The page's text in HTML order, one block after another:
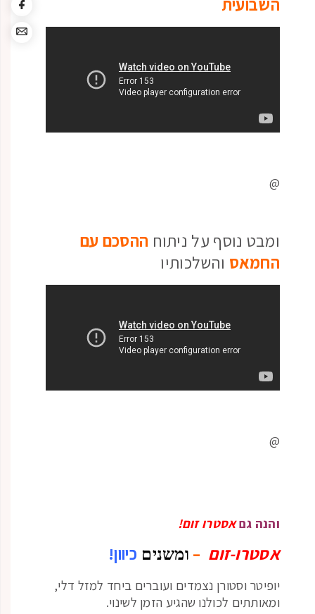
@
ומבט נוסף על ניתוח ההסכם עם
החמאס והשלכותיו
@
והנה גםאסטרו זום!
אסטרו-זום – ומשנים כיוון!
יופיטר וסטורן נצמדים ועוברים ביחד למזל דלי,
ומאותתים לכולנו שהגיע הזמן לשינוי.